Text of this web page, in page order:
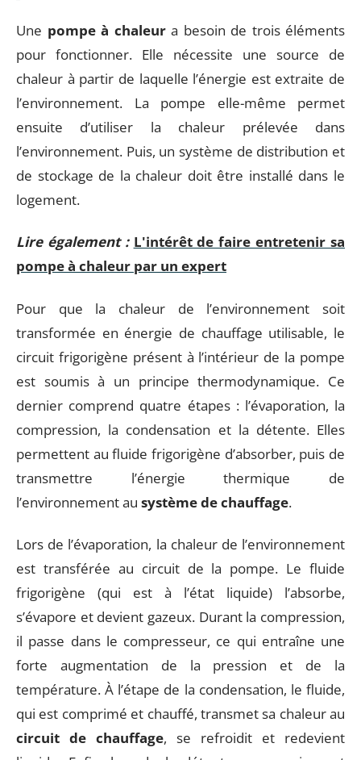
Une pompe à chaleura besoin de trois éléments
pour fonctionner. Elle nécessite une source de
chaleur à partir de laquelle l’énergie est extraite de
l’environnement. La pompe elle-même permet
ensuite d’utiliser la chaleur prélevée dans
l’environnement. Puis, un système de distribution et
de stockage de la chaleur doit être installé dans le
logement.
Lire également : L'intérêt de faire entretenir sa
pompe à chaleur par un expert
Pour que la chaleur de l’environnement soit
transformée en énergie de chauffage utilisable, le
circuit frigorigène présent à l’intérieur de la pompe
est soumis à un principe thermodynamique. Ce
dernier comprend quatre étapes : l’évaporation, la
compression, la condensation et la détente. Elles
permettent au fluide frigorigène d’absorber, puis de
transmettre l’énergie thermique de
l’environnement au système de chauffage.
Lors de l’évaporation, la chaleur de l’environnement
est transférée au circuit de la pompe. Le fluide
frigorigène (qui est à l’état liquide) l’absorbe,
s’évapore et devient gazeux. Durant la compression,
il passe dans le compresseur, ce qui entraîne une
forte augmentation de la pression et de la
température. À l’étape de la condensation, le fluide,
qui est comprimé et chauffé, transmet sa chaleur au
circuit de chauffage, se refroidit et redevient